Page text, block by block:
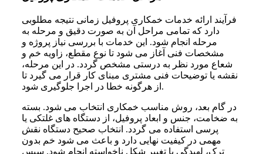
فرآیند ارائه خدمات خمکاری پروفیل زمانی نتیجه مطلوبی
دارد که تمامی مراحل آن به‌ صورت دقیق و مرحله‌ به‌
مرحله انجام شود. این خدمات با بررسی نیاز پروژه و
مشخصات فنی آغاز می‌ شود تا نوع مقطع، زاویه خم و
شعاع مورد نظر به‌ درستی مشخص گردد. در این مرحله،
نقشه یا توضیحات فنی مشتری مبنای کار قرار می‌ گیرد تا
از هرگونه خطا در اجرا جلوگیری شود.
در گام بعد، روش مناسب خمکاری انتخاب می‌ شود. بسته
به ضخامت، جنس و ابعاد پروفیل، از دستگاه‌ های غلتکی یا
پرسی استفاده می‌ گردد. انتخاب صحیح دستگاه نقش
مهمی در کیفیت نهایی دارد و باعث می‌ شود خم بدون
ترک، لهیدگی یا تغییر شکل ناخواسته انجام شود. سپس